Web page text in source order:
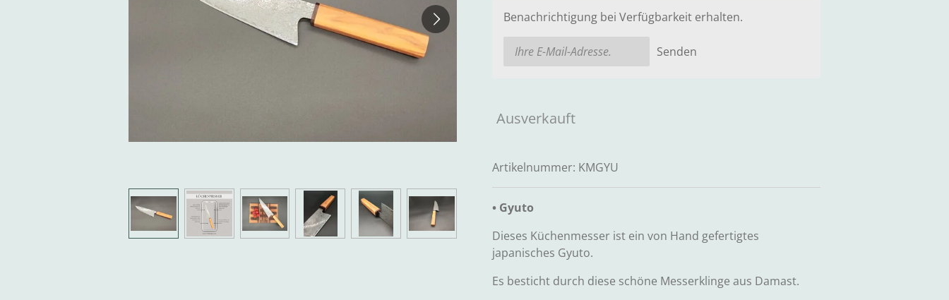
Benachrichtigung bei Verfügbarkeit erhalten.
Senden
Ausverkauft
Artikelnummer: KMGYU
• Gyuto
Dieses Küchenmesser ist ein von Hand gefertigtes
japanisches Gyuto.
Es besticht durch diese schöne Messerklinge aus Damast.